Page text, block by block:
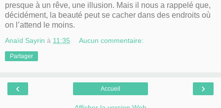
presque à un rêve, une illusion. Mais il nous a rappelé que,
décidément, la beauté peut se cacher dans des endroits où
on l’attend le moins.
Anaïd Sayrin à 11:35 Aucun commentaire:
Partager
‹ ›
Accueil